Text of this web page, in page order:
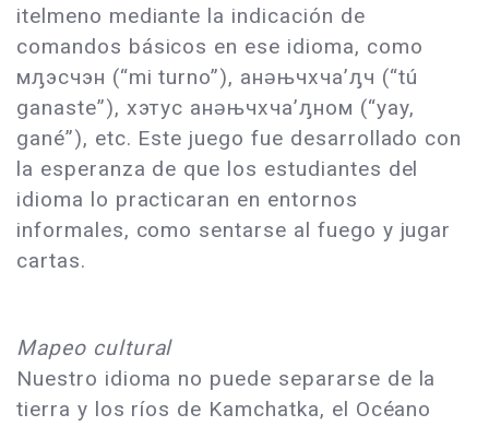
itelmeno mediante la indicación de
comandos básicos en ese idioma, como
мԓэсчэн (“mi turno”), анǝњчхча’ԓч (“tú
ganaste”), хэтус анǝњчхча’ԓном (“yay,
gané”), etc. Este juego fue desarrollado con
la esperanza de que los estudiantes del
idioma lo practicaran en entornos
informales, como sentarse al fuego y jugar
cartas.
Mapeo cultural
Nuestro idioma no puede separarse de la
tierra y los ríos de Kamchatka, el Océano